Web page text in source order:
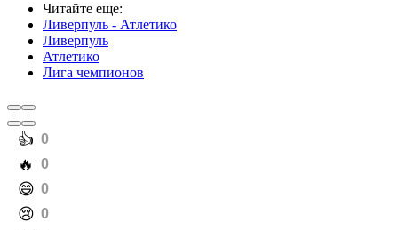
Читайте еще:
Ливерпуль - Атлетико
Ливерпуль
Атлетико
Лига чемпионов
️👍 0
️🔥 0
️😄 0
️😢 0